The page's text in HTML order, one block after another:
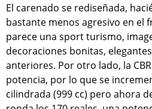
El carenado se rediseñada,
bastante menos agresivo en el
parece una sport turismo,
decoraciones bonitas,
anteriores. Por otro lado, la
potencia, por lo que se
cilindrada (999 cc) pero ahora